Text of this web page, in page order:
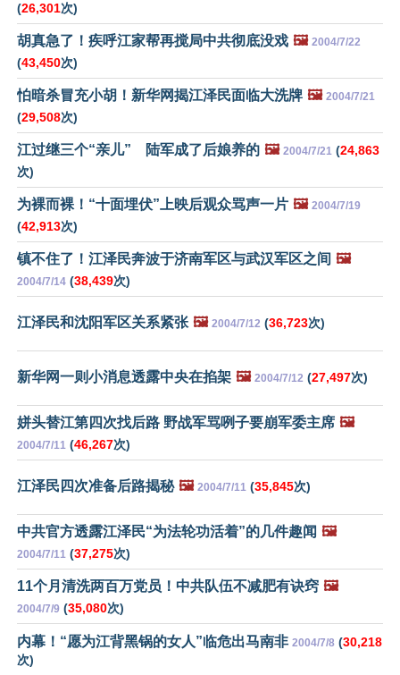
(26,301次)
胡真急了！疾呼江家帮再搅局中共彻底没戏 🖼️ 2004/7/22
(43,450次)
怕暗杀冒充小胡！新华网揭江泽民面临大洗牌 🖼️ 2004/7/21
(29,508次)
江过继三个“亲儿” 陆军成了后娘养的 🖼️ 2004/7/21 (24,863
次)
为裸而裸！“十面埋伏”上映后观众骂声一片 🖼️ 2004/7/19
(42,913次)
镇不住了！江泽民奔波于济南军区与武汉军区之间 🖼️
2004/7/14 (38,439次)
江泽民和沈阳军区关系紧张 🖼️ 2004/7/12 (36,723次)
新华网一则小消息透露中央在掐架 🖼️ 2004/7/12 (27,497次)
姘头替江第四次找后路 野战军骂咧子要崩军委主席 🖼️
2004/7/11 (46,267次)
江泽民四次准备后路揭秘 🖼️ 2004/7/11 (35,845次)
中共官方透露江泽民“为法轮功活着”的几件趣闻 🖼️
2004/7/11 (37,275次)
11个月清洗两百万党员！中共队伍不减肥有诀窍 🖼️
2004/7/9 (35,080次)
内幕！“愿为江背黑锅的女人”临危出马南非 2004/7/8 (30,218
次)